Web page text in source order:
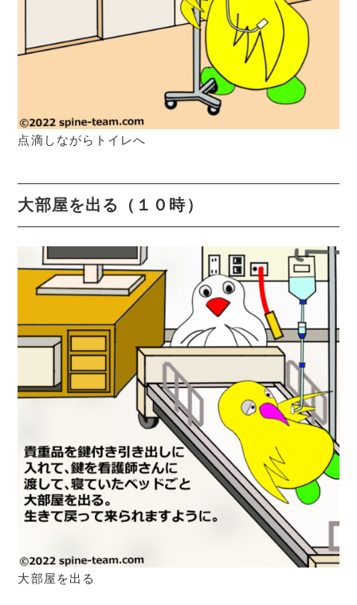
点滴しながらトイレへ
大部屋を出る（１０時）
大部屋を出る